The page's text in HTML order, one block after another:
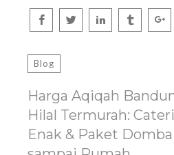
Blog
Harga Aqiqah
Hilal Termurah:
Enak & Paket